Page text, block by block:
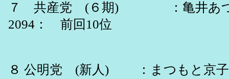
７ 共産党 (６期) ：亀井あつ
2094： 前回10位
８ 公明党 (新人) ：まつもと